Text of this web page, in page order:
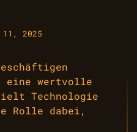
2025
wertvolle
Technologie
Rolle dabei,